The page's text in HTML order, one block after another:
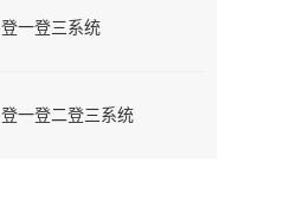
登一登三系统
登一登二登三系统